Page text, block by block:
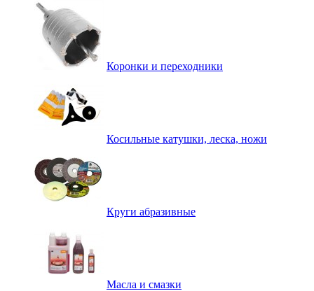
Коронки и переходники
Косильные катушки, леска, ножи
Круги абразивные
Масла и смазки